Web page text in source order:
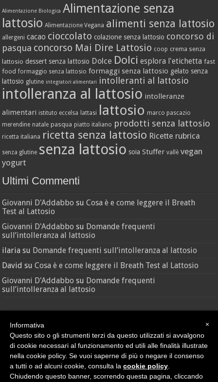
Alimentazione Biologica Alimentazione senza
lattosio Alimentazione Vegana alimenti senza lattosio
allergeni cacao cioccolato colazione senza lattosio concorso di
pasqua concorso Mai Dire Lattosio coop crema senza
lattosio dessert senza lattosio Dolce Dolci esplora l'etichetta fast
food formaggio senza lattosio formaggi senza lattosio gelato senza
lattosio glutine integratori alimentari intolleranti al lattosio
intolleranza al lattosio intolleranze
alimentari istituto eccelsa lattasi lattosio marco pascazio
merendine natale pasqua piatto italiano prodotti senza lattosio
ricetta italiana ricetta senza lattosio Ricette rubrica
senza glutine senza lattosio soia Stuffer vallè vegan
yogurt
Ultimi Commenti
Giovanni D'Addabbo suCosa è e come leggere il Breath
Test al Lattosio
Giovanni D'Addabbo su Domande frequenti
sull’intolleranza al lattosio
ilaria su Domande frequenti sull’intolleranza al lattosio
David suCosa è e come leggere il Breath Test al Lattosio
Giovanni D'Addabbo su Domande frequenti
sull’intolleranza al lattosio
Credit•Sitemap
© Nutras Srl - Via della Pace, 279 - 62100 Macerata (MC) | P.IVA
×
Informativa
Questo sito o gli strumenti terzi da questo utilizzati si avvalgono
di cookie necessari al funzionamento ed utili alle finalità illustrate
nella cookie policy. Se vuoi saperne di più o negare il consenso
a tutti o ad alcuni cookie, consulta la cookie policy
Chiudendo questo banner, scorrendo questa pagina, cliccando